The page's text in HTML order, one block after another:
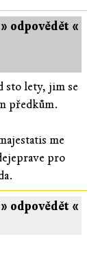
» odpovědět «
sto lety, jim se
předkům.
me
pro
» odpovědět «